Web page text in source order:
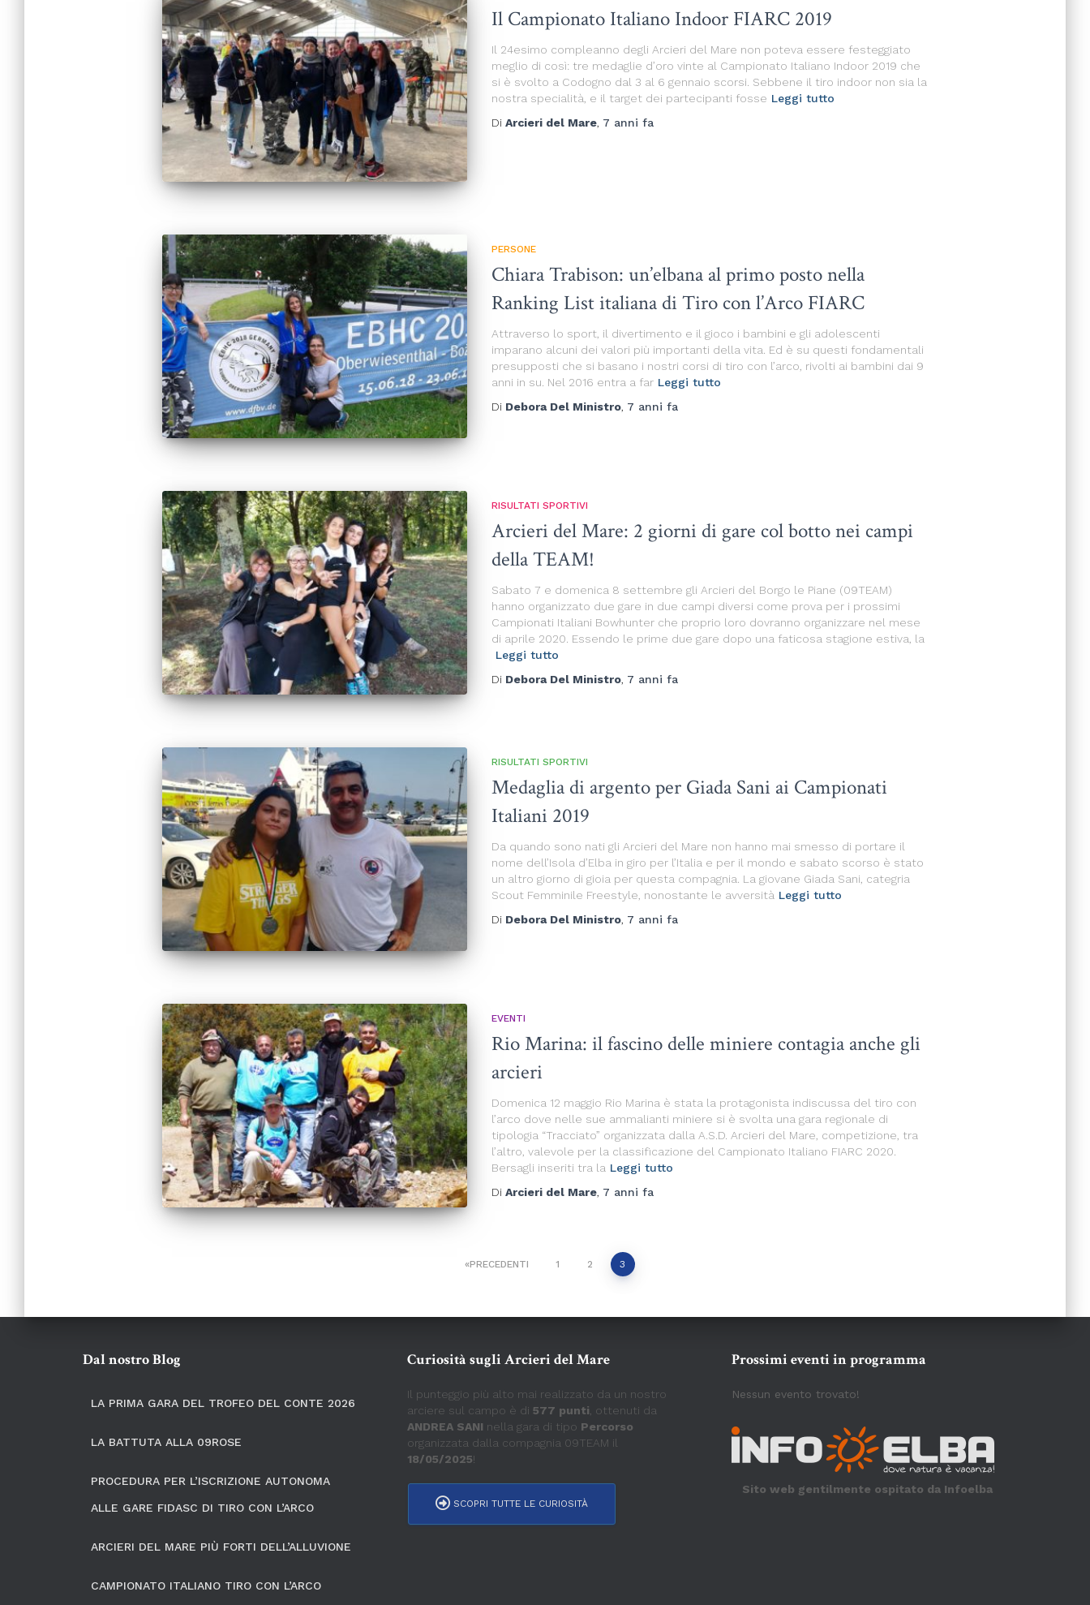
Il Campionato Italiano Indoor FIARC 2019
Il 24esimo compleanno degli Arcieri del Mare non poteva essere festeggiato
meglio di così: tre medaglie d’oro vinte al Campionato Italiano Indoor 2019 che
si è svolto a Codogno dal 3 al 6 gennaio scorsi. Sebbene il tiro indoor non sia la
nostra specialità, e il target dei partecipanti fosse Leggi tutto
Di Arcieri del Mare, 7 anni fa
PERSONE
Chiara Trabison: un’elbana al primo posto nella
Ranking List italiana di Tiro con l’Arco FIARC
Attraverso lo sport, il divertimento e il gioco i bambini e gli adolescenti
imparano alcuni dei valori più importanti della vita. Ed è su questi fondamentali
presupposti che si basano i nostri corsi di tiro con l’arco, rivolti ai bambini dai 9
anni in su. Nel 2016 entra a far Leggi tutto
Di Debora Del Ministro, 7 anni fa
RISULTATI SPORTIVI
Arcieri del Mare: 2 giorni di gare col botto nei campi
della TEAM!
Sabato 7 e domenica 8 settembre gli Arcieri del Borgo le Piane (09TEAM)
hanno organizzato due gare in due campi diversi come prova per i prossimi
Campionati Italiani Bowhunter che proprio loro dovranno organizzare nel mese
di aprile 2020. Essendo le prime due gare dopo una faticosa stagione estiva, la
Leggi tutto
Di Debora Del Ministro, 7 anni fa
RISULTATI SPORTIVI
Medaglia di argento per Giada Sani ai Campionati
Italiani 2019
Da quando sono nati gli Arcieri del Mare non hanno mai smesso di portare il
nome dell’Isola d’Elba in giro per l’Italia e per il mondo e sabato scorso è stato
un altro giorno di gioia per questa compagnia. La giovane Giada Sani, categria
Scout Femminile Freestyle, nonostante le avversità Leggi tutto
Di Debora Del Ministro, 7 anni fa
EVENTI
Rio Marina: il fascino delle miniere contagia anche gli
arcieri
Domenica 12 maggio Rio Marina è stata la protagonista indiscussa del tiro con
l’arco dove nelle sue ammalianti miniere si è svolta una gara regionale di
tipologia “Tracciato” organizzata dalla A.S.D. Arcieri del Mare, competizione, tra
l’altro, valevole per la classificazione del Campionato Italiano FIARC 2020.
Bersagli inseriti tra la Leggi tutto
Di Arcieri del Mare, 7 anni fa
PRECEDENTI 1 2 3
Dal nostro Blog
LA PRIMA GARA DEL TROFEO DEL CONTE 2026
LA BATTUTA ALLA 09ROSE
PROCEDURA PER L’ISCRIZIONE AUTONOMA
ALLE GARE FIDASC DI TIRO CON L’ARCO
ARCIERI DEL MARE PIÙ FORTI DELL’ALLUVIONE
CAMPIONATO ITALIANO TIRO CON L’ARCO
Curiosità sugli Arcieri del Mare
Il punteggio più alto mai realizzato da un nostro
arciere sul campo è di 577 punti , ottenuti da
ANDREA SANI nella gara di tipo Percorso
organizzata dalla compagnia 09TEAM il
18/05/2025!
SCOPRI TUTTE LE CURIOSITÀ
Prossimi eventi in programma
Nessun evento trovato!
Sito web gentilmente ospitato da Infoelba